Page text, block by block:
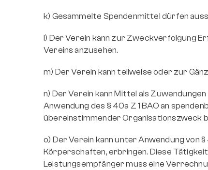
k) Gesammelte Spendenmittel dürfen
l) Der Verein kann zur Zweckverfolgung
Vereins anzusehen.
m) Der Verein kann teilweise oder zur
n) Der Verein kann Mittel als
Anwendung des § 40a Z 1 BAO an
übereinstimmender Organisationszweck
o) Der Verein kann unter Anwendung von
Körperschaften, erbringen. Diese
Leistungsempfänger muss eine